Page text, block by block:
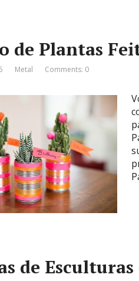
de Plantas
Metal Comments: 0
de